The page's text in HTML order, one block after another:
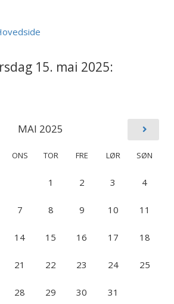
15. mai 2025:
MAI 2025
ONS TOR FRE LØR SØN
1 2 3 4
7 8 9 10 11
14 15 16 17 18
21 22 23 24 25
28 29 30 31